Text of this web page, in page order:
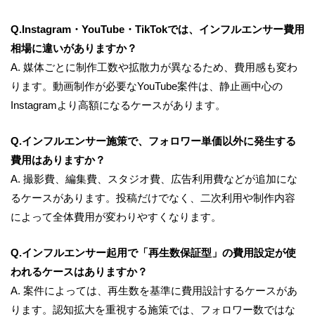
Q.Instagram・YouTube・TikTokでは、インフルエンサー費用
相場に違いがありますか？
A. 媒体ごとに制作工数や拡散力が異なるため、費用感も変わ
ります。動画制作が必要なYouTube案件は、静止画中心の
Instagramより高額になるケースがあります。
Q.インフルエンサー施策で、フォロワー単価以外に発生する
費用はありますか？
A. 撮影費、編集費、スタジオ費、広告利用費などが追加にな
るケースがあります。投稿だけでなく、二次利用や制作内容
によって全体費用が変わりやすくなります。
Q.インフルエンサー起用で「再生数保証型」の費用設定が使
われるケースはありますか？
A. 案件によっては、再生数を基準に費用設計するケースがあ
ります。認知拡大を重視する施策では、フォロワー数ではな